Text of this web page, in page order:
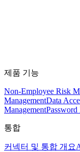
제품 기능
Non-Employee Risk
ManagementData
ManagementPassword
통합
커넥터 및 통합 개요